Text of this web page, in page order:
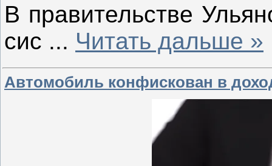
В правительстве
сис ... Читать дальше »
Автомобиль конфискован в